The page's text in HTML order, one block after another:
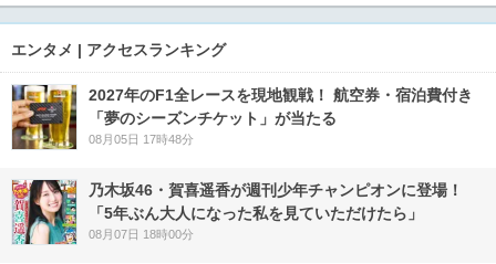
エンタメ | アクセスランキング
2027年のF1全レースを現地観戦！ 航空券・宿泊費付き
「夢のシーズンチケット」が当たる
08月05日 17時48分
乃木坂46・賀喜遥香が週刊少年チャンピオンに登場！
「5年ぶん大人になった私を見ていただけたら」
08月07日 18時00分